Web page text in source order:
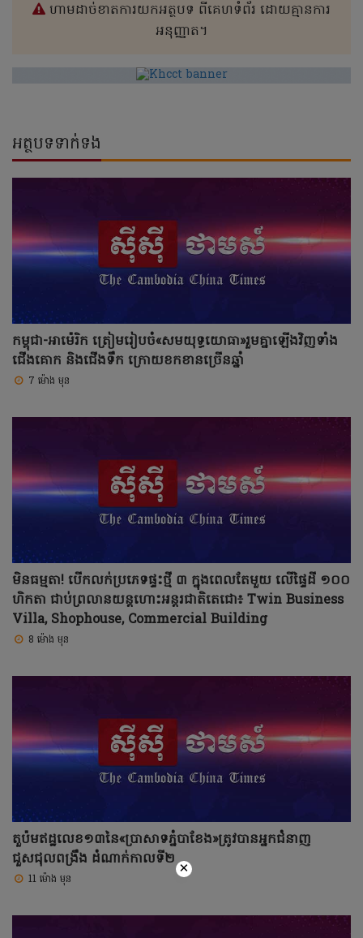
ហាមដាច់ខាតការយកអត្ថបទ ពីគេហទំព័រ ដោយគ្មានការ
អនុញ្ញាត។
អត្ថបទទាក់ទង
កម្ពុជា-អាម៉េរិក ត្រៀមរៀបចំ«សមយុទ្ធ​យោធា»រួមគ្នាឡើងវិញទាំង
ជើងគោក និងជើងទឹក ក្រោយខកខានច្រើនឆ្នាំ
7 ម៉ោង មុន
មិនធម្មតា! បើកលក់ប្រភេទផ្ទះថ្មី ៣ ក្នុងពេលតែមួយ លើផ្ទៃដី ១០០
ហិកតា ជាប់ព្រលានយន្តហោះអន្តរជាតិតេជោ៖ Twin Business
Villa, Shophouse, Commercial Building
8 ម៉ោង មុន
តួប៉មឥដ្ឋលេខ១៣នៃ«ប្រាសាទភ្នំបាខែង»ត្រូវបានអ្នកជំនាញ
ជួសជុលពង្រឹង ដំណាក់កាលទី២
11 ម៉ោង មុន ×